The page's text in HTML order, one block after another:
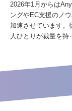
2026年1月からは
ングやEC支援のノ
加速させています。
人ひとりが裁量を持